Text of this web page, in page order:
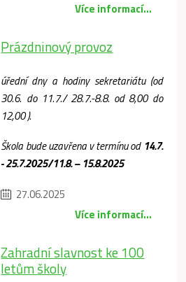
Více informací...
Prázdninový provoz
úřední dny a hodiny sekretariátu (od
30.6. do 11.7./ 28.7.-8.8. od 8,00 do
12,00 ).
Škola bude uzavřena v termínu od 14.7.
- 25.7.2025/11.8. – 15.8.2025
27.06.2025
Více informací...
Zahradní slavnost ke 100
letům školy